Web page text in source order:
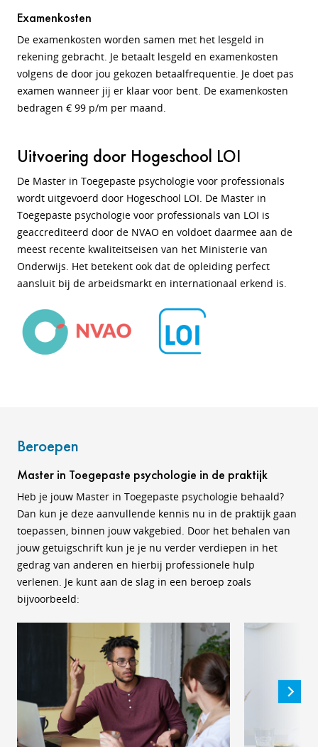
Examenkosten
De examenkosten worden samen met het lesgeld in
rekening gebracht. Je betaalt lesgeld en examenkosten
volgens de door jou gekozen betaalfrequentie. Je doet pas
examen wanneer jij er klaar voor bent. De examenkosten
bedragen € 99 p/m per maand.
Uitvoering door Hogeschool LOI
De Master in Toegepaste psychologie voor professionals
wordt uitgevoerd door Hogeschool LOI. De Master in
Toegepaste psychologie voor professionals van LOI is
geaccrediteerd door de NVAO en voldoet daarmee aan de
meest recente kwaliteitseisen van het Ministerie van
Onderwijs. Het betekent ook dat de opleiding perfect
aansluit bij de arbeidsmarkt en internationaal erkend is.
Beroepen
Master in Toegepaste psychologie in de praktijk
Heb je jouw Master in Toegepaste psychologie behaald?
Dan kun je deze aanvullende kennis nu in de praktijk gaan
toepassen, binnen jouw vakgebied. Door het behalen van
jouw getuigschrift kun je je nu verder verdiepen in het
gedrag van anderen en hierbij professionele hulp
verlenen. Je kunt aan de slag in een beroep zoals
bijvoorbeeld: